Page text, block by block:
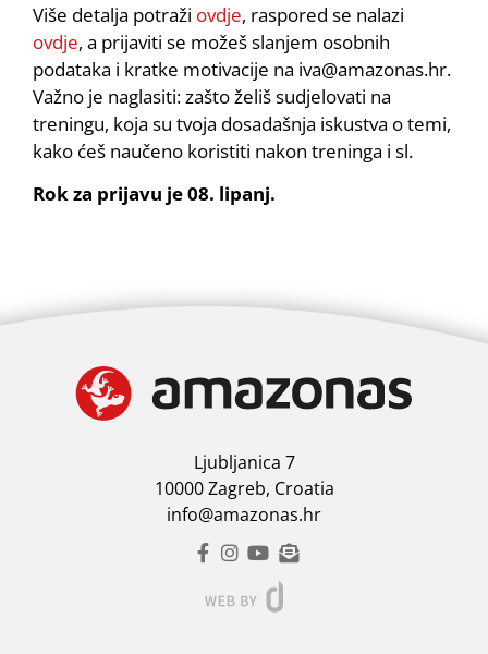
Više detalja potraži ovdje, raspored se nalazi
ovdje, a prijaviti se možeš slanjem osobnih
podataka i kratke motivacije na iva@amazonas.hr.
Važno je naglasiti: zašto želiš sudjelovati na
treningu, koja su tvoja dosadašnja iskustva o temi,
kako ćeš naučeno koristiti nakon treninga i sl.
Rok za prijavu je 08. lipanj.
Ljubljanica 7
10000 Zagreb, Croatia
info@amazonas.hr